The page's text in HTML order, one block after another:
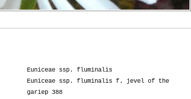
Euniceae ssp. fluminalis
Euniceae ssp. fluminalis f. jevel of the
gariep 388